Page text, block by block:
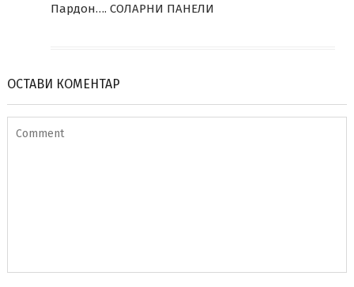
Пардон…. СОЛАРНИ ПАНЕЛИ
ОСТАВИ КОМЕНТАР